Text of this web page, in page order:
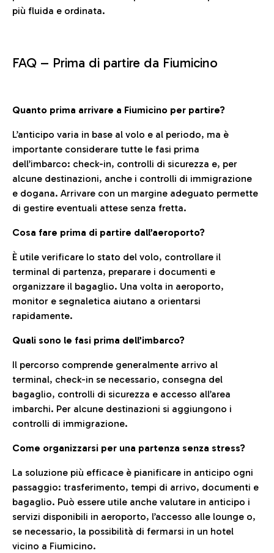
più fluida e ordinata.
FAQ – Prima di partire da Fiumicino
Quanto prima arrivare a Fiumicino per partire?
L’anticipo varia in base al volo e al periodo, ma è
importante considerare tutte le fasi prima
dell’imbarco: check-in, controlli di sicurezza e, per
alcune destinazioni, anche i controlli di immigrazione
e dogana. Arrivare con un margine adeguato permette
di gestire eventuali attese senza fretta.
Cosa fare prima di partire dall’aeroporto?
È utile verificare lo stato del volo, controllare il
terminal di partenza, preparare i documenti e
organizzare il bagaglio. Una volta in aeroporto,
monitor e segnaletica aiutano a orientarsi
rapidamente.
Quali sono le fasi prima dell’imbarco?
Il percorso comprende generalmente arrivo al
terminal, check-in se necessario, consegna del
bagaglio, controlli di sicurezza e accesso all’area
imbarchi. Per alcune destinazioni si aggiungono i
controlli di immigrazione.
Come organizzarsi per una partenza senza stress?
La soluzione più efficace è pianificare in anticipo ogni
passaggio: trasferimento, tempi di arrivo, documenti e
bagaglio. Può essere utile anche valutare in anticipo i
servizi disponibili in aeroporto, l’accesso alle lounge o,
se necessario, la possibilità di fermarsi in un hotel
vicino a Fiumicino.